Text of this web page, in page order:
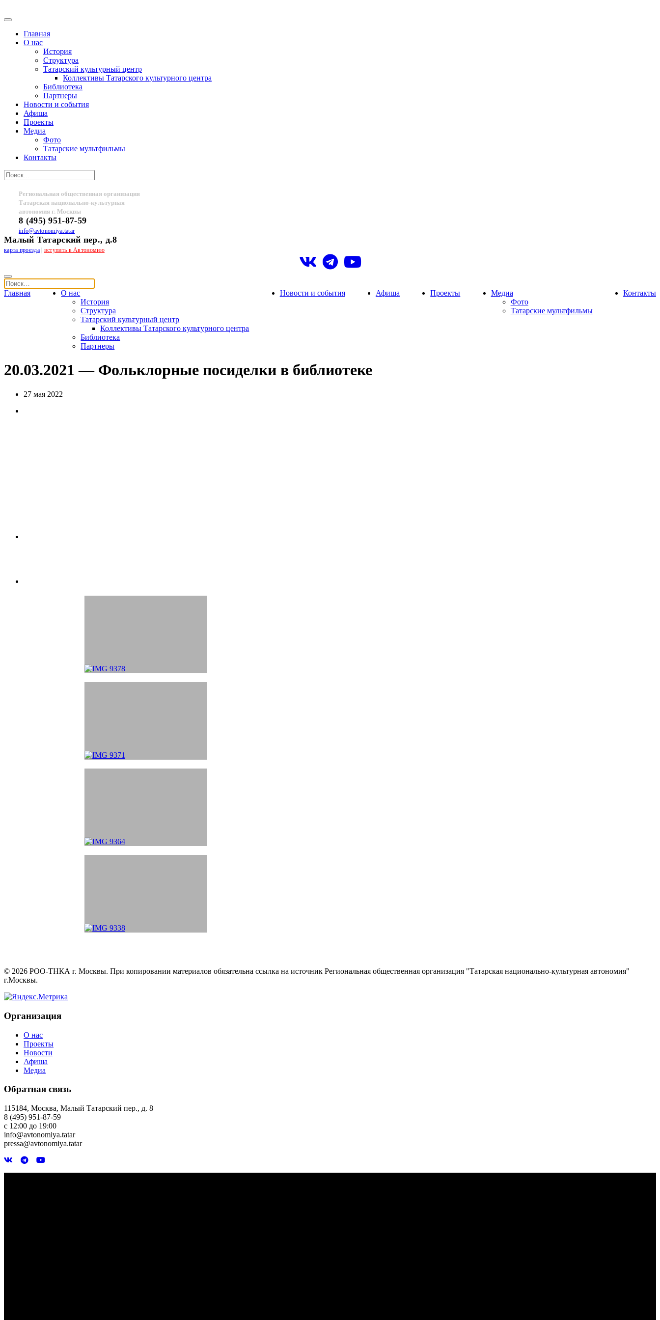
Главная
О нас
История
Структура
Татарский культурный центр
Коллективы Татарского культурного центра
Библиотека
Партнеры
Новости и события
Афиша
Проекты
Медиа
Фото
Татарские мультфильмы
Контакты
Региональная общественная организация
Татарская национально-культурная
автономия г. Москвы
8 (495) 951-87-59
info@avtonomiya.tatar
Малый Татарский пер., д.8
карта проезда| вступить в Автономию
Главная
О нас
История
Структура
Татарский культурный центр
Коллективы Татарского культурного центра
Библиотека
Партнеры
Новости и события Афиша Проекты
Медиа
Фото
Татарские мультфильмы
Контакты
20.03.2021 — Фольклорные посиделки в библиотеке
27 мая 2022
© 2026 РОО-ТНКА г. Москвы. При копировании материалов обязательна ссылка на источник Региональная общественная организация "Татарская национально-культурная автономия"
г.Москвы.
Организация
О нас
Проекты
Новости
Афиша
Медиа
Обратная связь
115184, Москва, Малый Татарский пер., д. 8
8 (495) 951-87-59
с 12:00 до 19:00
info@avtonomiya.tatar
pressa@avtonomiya.tatar